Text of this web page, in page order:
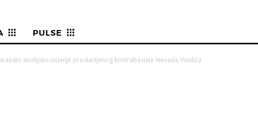
PULSE
studijsko izdanje proslavljenog kontrabasiste Nenada Vasilića